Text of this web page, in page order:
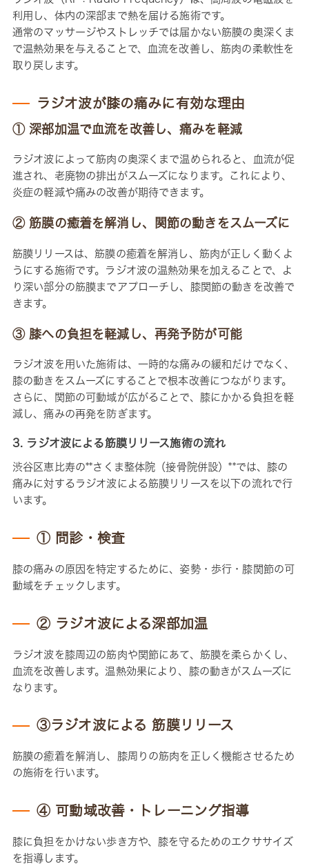
利用し、体内の深部まで熱を届ける施術です。
通常のマッサージやストレッチでは届かない筋膜の奥深くま
で温熱効果を与えることで、血流を改善し、筋肉の柔軟性を
取り戻します。
ラジオ波が膝の痛みに有効な理由
① 深部加温で血流を改善し、痛みを軽減
ラジオ波によって筋肉の奥深くまで温められると、血流が促
進され、老廃物の排出がスムーズになります。これにより、
炎症の軽減や痛みの改善が期待できます。
② 筋膜の癒着を解消し、関節の動きをスムーズに
筋膜リリースは、筋膜の癒着を解消し、筋肉が正しく動くよ
うにする施術です。ラジオ波の温熱効果を加えることで、よ
り深い部分の筋膜までアプローチし、膝関節の動きを改善で
きます。
③ 膝への負担を軽減し、再発予防が可能
ラジオ波を用いた施術は、一時的な痛みの緩和だけでなく、
膝の動きをスムーズにすることで根本改善につながります。
さらに、関節の可動域が広がることで、膝にかかる負担を軽
減し、痛みの再発を防ぎます。
3. ラジオ波による筋膜リリース施術の流れ
渋谷区恵比寿の**さくま整体院（接骨院併設）**では、膝の
痛みに対するラジオ波による筋膜リリースを以下の流れで行
います。
① 問診・検査
膝の痛みの原因を特定するために、姿勢・歩行・膝関節の可
動域をチェックします。
② ラジオ波による深部加温
ラジオ波を膝周辺の筋肉や関節にあて、筋膜を柔らかくし、
血流を改善します。温熱効果により、膝の動きがスムーズに
なります。
③ラジオ波による 筋膜リリース
筋膜の癒着を解消し、膝周りの筋肉を正しく機能させるため
の施術を行います。
④ 可動域改善・トレーニング指導
膝に負担をかけない歩き方や、膝を守るためのエクササイズ
を指導します。